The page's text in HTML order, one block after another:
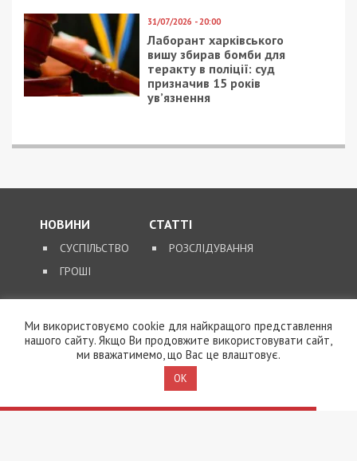
31/07/2026 - 20:00
Лаборант харківського
вишу збирав бомби для
теракту в поліції: суд
призначив 15 років
ув’язнення
НОВИНИ
СУСПІЛЬСТВО
ГРОШІ
СТАТТІ
РОЗСЛІДУВАННЯ
КОНТАКТИ
Ми використовуємо cookie для найкращого представлення
нашого сайту. Якщо Ви продовжите використовувати сайт,
ми вважатимемо, що Вас це влаштовує.
OK